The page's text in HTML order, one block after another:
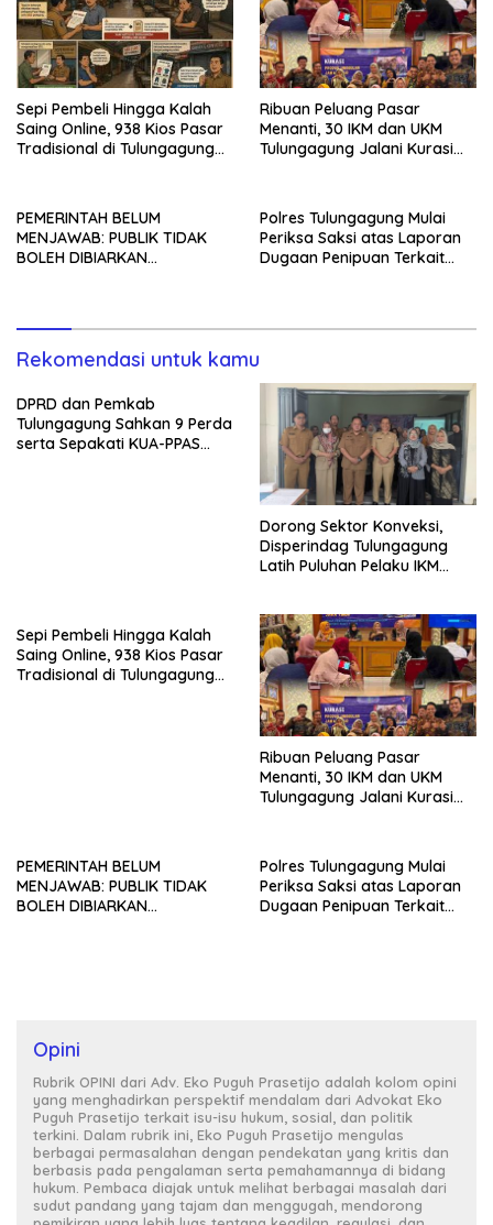
Sepi Pembeli Hingga Kalah
Saing Online, 938 Kios Pasar
Tradisional di Tulungagung
Ribuan Peluang Pasar
Menanti, 30 IKM dan UKM
Tulungagung Jalani Kurasi
PEMERINTAH BELUM
MENJAWAB: PUBLIK TIDAK
BOLEH DIBIARKAN
Polres Tulungagung Mulai
Periksa Saksi atas Laporan
Dugaan Penipuan Terkait
Rekomendasi untuk kamu
DPRD dan Pemkab
Tulungagung Sahkan 9 Perda
serta Sepakati KUA-PPAS
Dorong Sektor Konveksi,
Disperindag Tulungagung
Latih Puluhan Pelaku IKM
Sepi Pembeli Hingga Kalah
Saing Online, 938 Kios Pasar
Tradisional di Tulungagung
Ribuan Peluang Pasar
Menanti, 30 IKM dan UKM
Tulungagung Jalani Kurasi
PEMERINTAH BELUM
MENJAWAB: PUBLIK TIDAK
BOLEH DIBIARKAN
Polres Tulungagung Mulai
Periksa Saksi atas Laporan
Dugaan Penipuan Terkait
Opini
Rubrik OPINI dari Adv. Eko Puguh Prasetijo adalah kolom opini
yang menghadirkan perspektif mendalam dari Advokat Eko
Puguh Prasetijo terkait isu-isu hukum, sosial, dan politik
terkini. Dalam rubrik ini, Eko Puguh Prasetijo mengulas
berbagai permasalahan dengan pendekatan yang kritis dan
berbasis pada pengalaman serta pemahamannya di bidang
hukum. Pembaca diajak untuk melihat berbagai masalah dari
sudut pandang yang tajam dan menggugah, mendorong